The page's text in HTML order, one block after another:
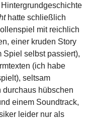
hatte schließlich
mit reichlich
einer kruden Story
Spiel selbst passiert),
(ich habe
seltsam
durchaus hübschen
einem Soundtrack,
leider nur als